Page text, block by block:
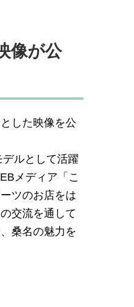
像が公
した映像を公
ルとして活躍
メディア「こ
ツのお店をは
交流を通して
桑名の魅力を